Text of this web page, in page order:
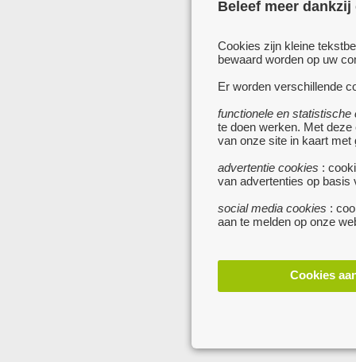
Beleef meer
Cookies zijn kleine
bewaard worden op uw
Er worden verschillende
functionele en statistische
te doen werken. Met
van onze site in kaart met
advertentie cookies :
van advertenties op basis
social media cookies :
aan te melden op onze
Cookies